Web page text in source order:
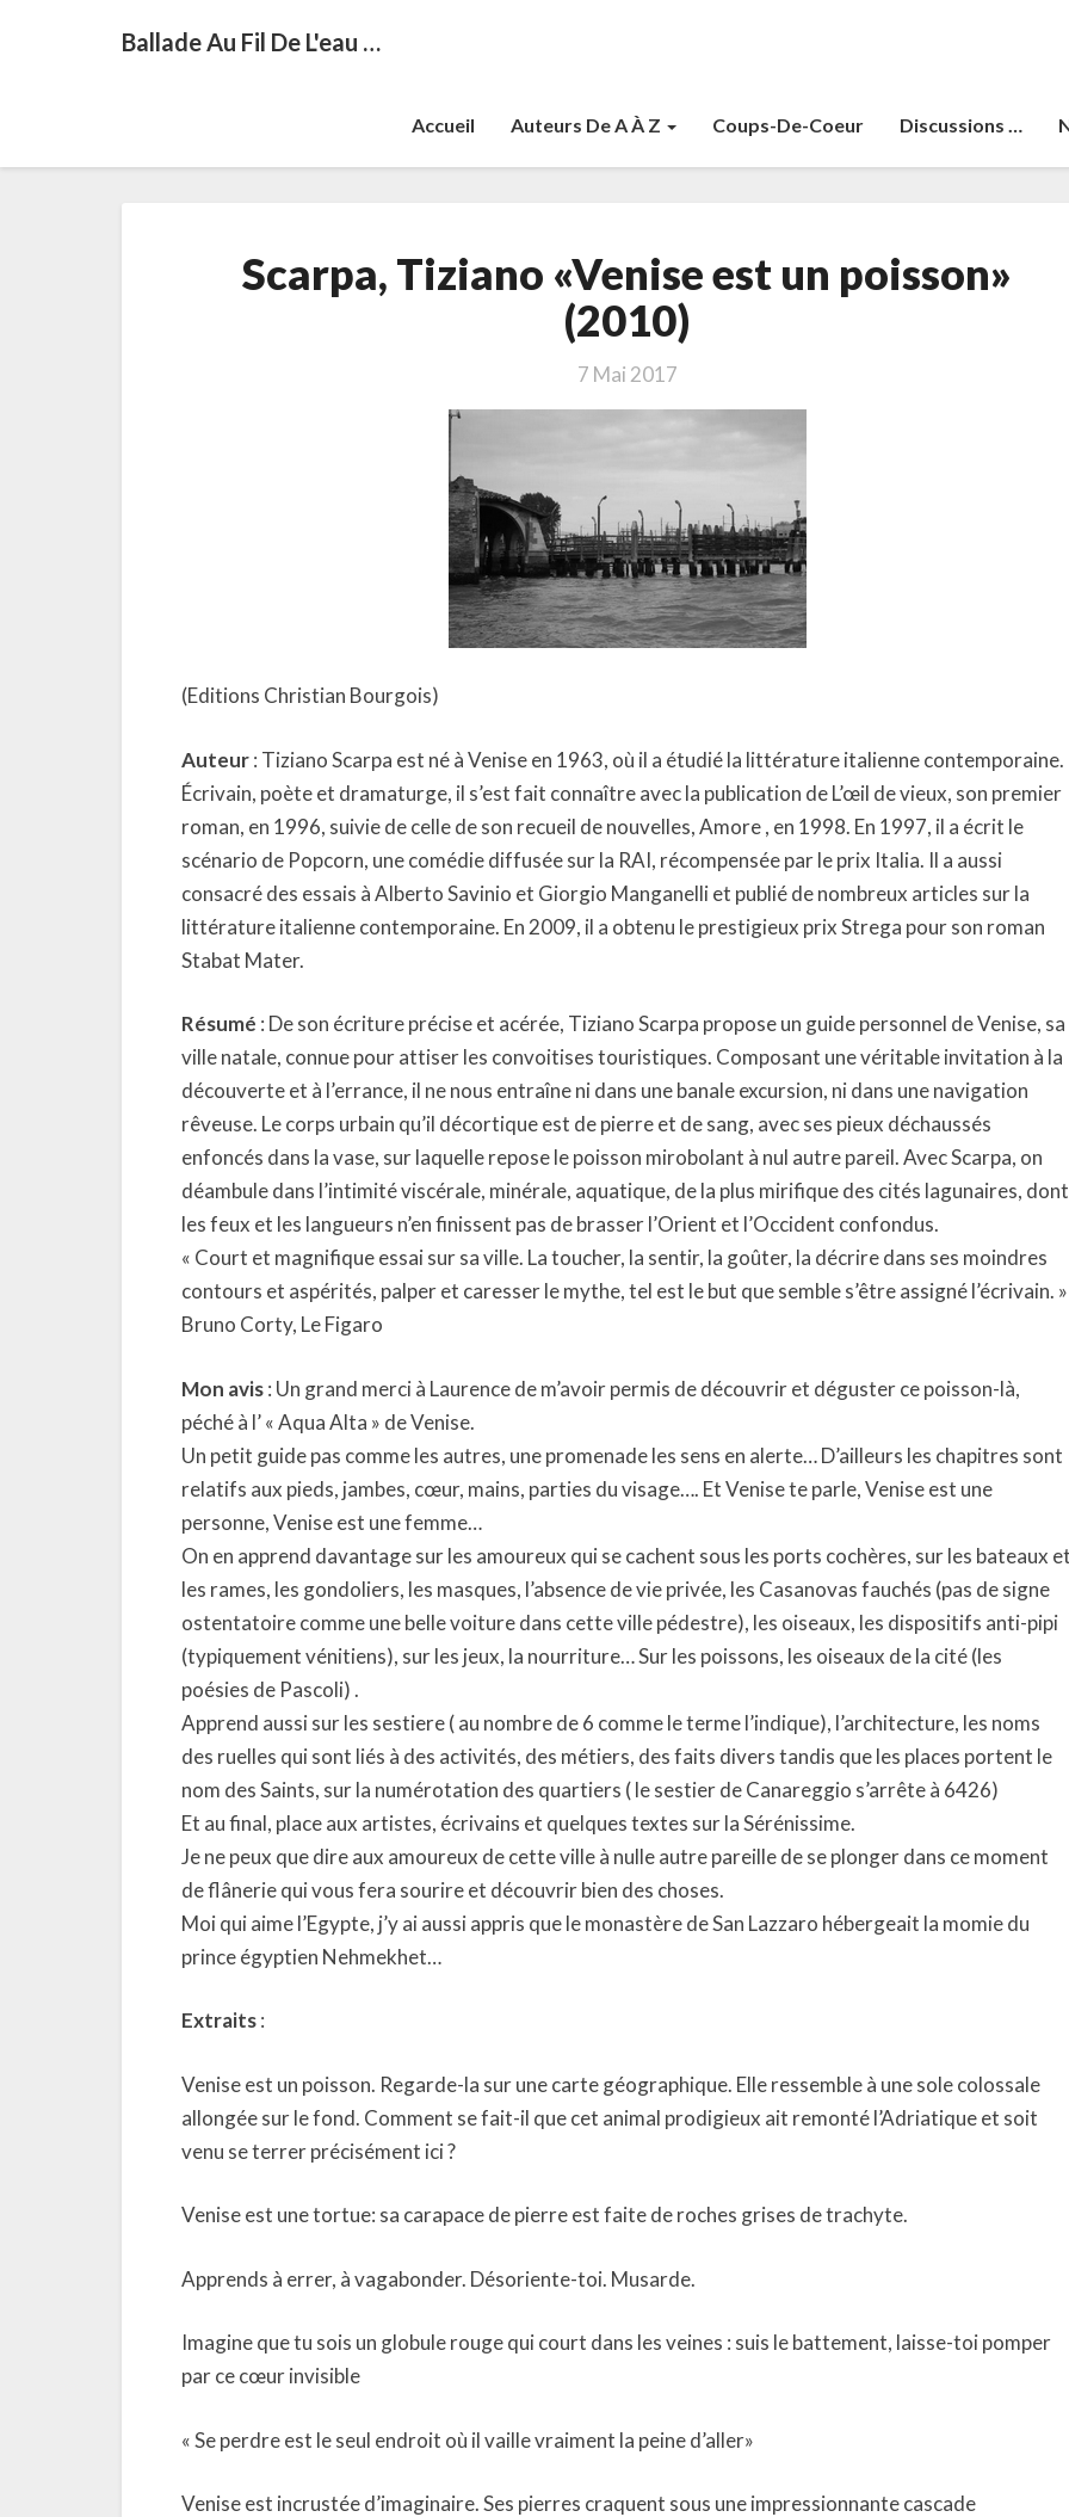
Ballade Au Fil De L'eau …
Accueil Auteurs De A À Z Coups-De-Coeur Discussions …
Tiziano
«Venise
est
poisson»
(2010)
Scarpa, Tiziano «Venise est un poisson»
(2010)
7 Mai 2017
(Editions Christian Bourgois)
Auteur: Tiziano Scarpa est né à Venise en 1963, où il a étudié la littérature italienne contemporaine.
Écrivain, poète et dramaturge, il s’est fait connaître avec la publication de L’œil de vieux, son premier
roman, en 1996, suivie de celle de son recueil de nouvelles, Amore , en 1998. En 1997, il a écrit le
scénario de Popcorn, une comédie diffusée sur la RAI, récompensée par le prix Italia. Il a aussi
consacré des essais à Alberto Savinio et Giorgio Manganelli et publié de nombreux articles sur la
littérature italienne contemporaine. En 2009, il a obtenu le prestigieux prix Strega pour son roman
Stabat Mater.
Résumé : De son écriture précise et acérée, Tiziano Scarpa propose un guide personnel de Venise, sa
ville natale, connue pour attiser les convoitises touristiques. Composant une véritable invitation à la
découverte et à l’errance, il ne nous entraîne ni dans une banale excursion, ni dans une navigation
rêveuse. Le corps urbain qu’il décortique est de pierre et de sang, avec ses pieux déchaussés
enfoncés dans la vase, sur laquelle repose le poisson mirobolant à nul autre pareil. Avec Scarpa, on
déambule dans l’intimité viscérale, minérale, aquatique, de la plus mirifique des cités lagunaires, dont
les feux et les langueurs n’en finissent pas de brasser l’Orient et l’Occident confondus.
« Court et magnifique essai sur sa ville. La toucher, la sentir, la goûter, la décrire dans ses moindres
contours et aspérités, palper et caresser le mythe, tel est le but que semble s’être assigné l’écrivain. »
Bruno Corty, Le Figaro
Mon avis: Un grand merci à Laurence de m’avoir permis de découvrir et déguster ce poisson-là,
péché à l’ « Aqua Alta » de Venise.
Un petit guide pas comme les autres, une promenade les sens en alerte… D’ailleurs les chapitres sont
relatifs aux pieds, jambes, cœur, mains, parties du visage…. Et Venise te parle, Venise est une
personne, Venise est une femme…
On en apprend davantage sur les amoureux qui se cachent sous les ports cochères, sur les bateaux
les rames, les gondoliers, les masques, l’absence de vie privée, les Casanovas fauchés (pas de signe
ostentatoire comme une belle voiture dans cette ville pédestre), les oiseaux, les dispositifs anti-pipi
(typiquement vénitiens), sur les jeux, la nourriture… Sur les poissons, les oiseaux de la cité (les
poésies de Pascoli) .
Apprend aussi sur les sestiere ( au nombre de 6 comme le terme l’indique), l’architecture, les noms
des ruelles qui sont liés à des activités, des métiers, des faits divers tandis que les places portent le
nom des Saints, sur la numérotation des quartiers ( le sestier de Canareggio s’arrête à 6426)
Et au final, place aux artistes, écrivains et quelques textes sur la Sérénissime.
Je ne peux que dire aux amoureux de cette ville à nulle autre pareille de se plonger dans ce moment
de flânerie qui vous fera sourire et découvrir bien des choses.
Moi qui aime l’Egypte, j’y ai aussi appris que le monastère de San Lazzaro hébergeait la momie du
prince égyptien Nehmekhet…
Extraits:
Venise est un poisson. Regarde-la sur une carte géographique. Elle ressemble à une sole colossale
allongée sur le fond. Comment se fait-il que cet animal prodigieux ait remonté l’Adriatique et soit
venu se terrer précisément ici ?
Venise est une tortue: sa carapace de pierre est faite de roches grises de trachyte.
Apprends à errer, à vagabonder. Désoriente-toi. Musarde.
Imagine que tu sois un globule rouge qui court dans les veines : suis le battement, laisse-toi pomper
par ce cœur invisible
« Se perdre est le seul endroit où il vaille vraiment la peine d’aller»
Venise est incrustée d’imaginaire. Ses pierres craquent sous une impressionnante cascade